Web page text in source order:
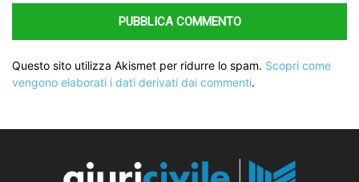
Questo sito utilizza Akismet per ridurre lo spam. Scopri come
vengono elaborati i dati derivati dai commenti.